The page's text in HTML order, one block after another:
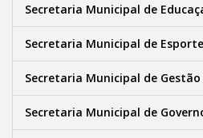
Secretaria Municipal de
Secretaria Municipal de
Secretaria Municipal de Gestão
Secretaria Municipal de